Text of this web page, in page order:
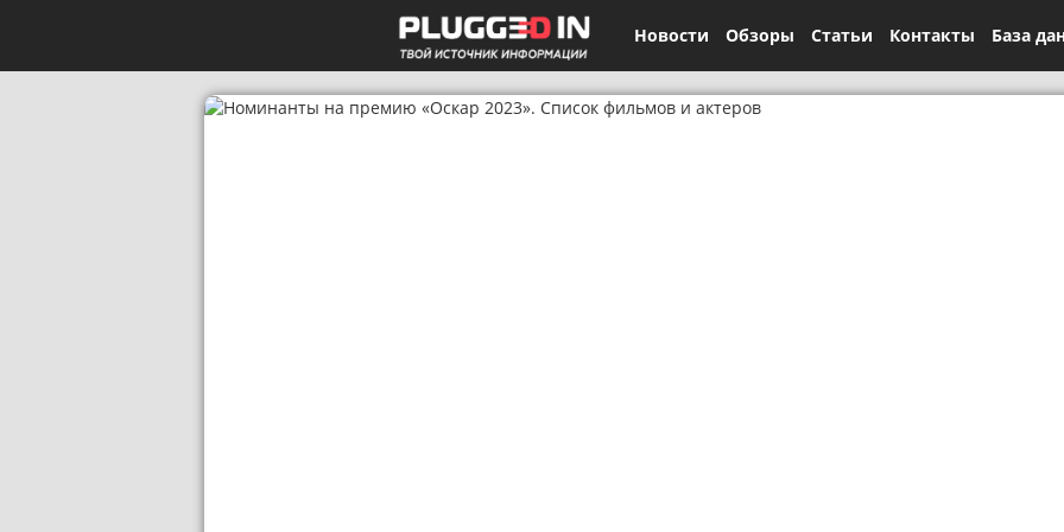
Новости Обзоры Статьи Контакты База